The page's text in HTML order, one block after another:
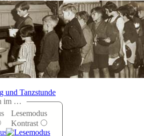
und Tanzstunde
im …
Lesemodus
Kontrast